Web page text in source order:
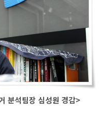
분석팀장 심성원 경감>